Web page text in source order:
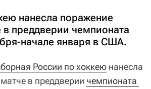
нанесла поражение
преддверии чемпионата
начале января в США.
России по хоккею нанесла
в преддверии чемпионата